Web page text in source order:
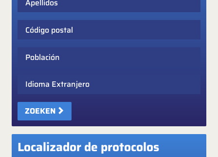
Idioma Extranjero
ZOEKEN
Localizador de protocolos